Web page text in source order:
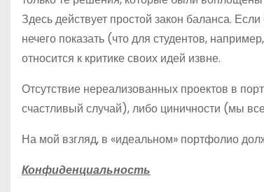
Здесь действует простой закон баланса.
нечего показать (что для студентов,
относится к критике своих идей извне.
Отсутствие нереализованных проектов в
счастливый случай), либо циничности (мы
На мой взгляд, в «идеальном» портфолио
Конфиденциальность